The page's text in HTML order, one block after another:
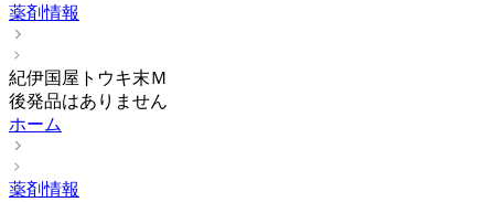
薬剤情報
紀伊国屋トウキ末Ｍ
後発品はありません
ホーム
薬剤情報